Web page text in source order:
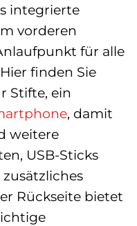
integrierte
vorderen
für alle
finden Sie
Stifte, ein
, damit
weitere
USB-Sticks
zusätzliches
Rückseite bietet